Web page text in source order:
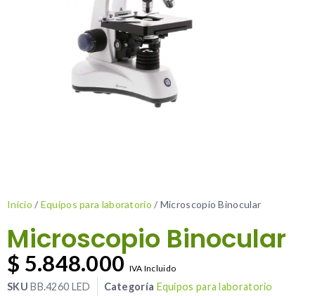
Inicio / Equipos para laboratorio / Microscopio Binocular
Microscopio Binocular
$ 5.848.000 IVA Incluido
SKUBB.4260 LED Categoría Equipos para laboratorio